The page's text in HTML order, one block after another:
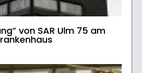
von SAR Ulm 75 am